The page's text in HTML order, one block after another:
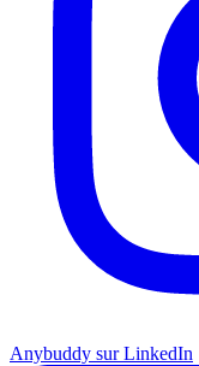
Anybuddy sur LinkedIn